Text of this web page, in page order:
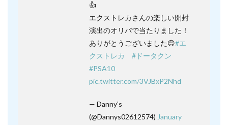
👍
エクストレカさんの楽しい開封
演出のオリパで当たりました！
ありがとうございました😊#エ
クストレカ
#ドータクン
#PSA10
pic.twitter.com/3VJBxP2Nhd
— Danny’s
(@Dannys02612574) January